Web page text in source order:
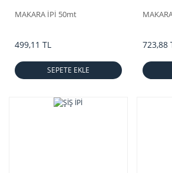
MAKARA İPİ 50mt
499,11 TL
SEPETE EKLE
723,88